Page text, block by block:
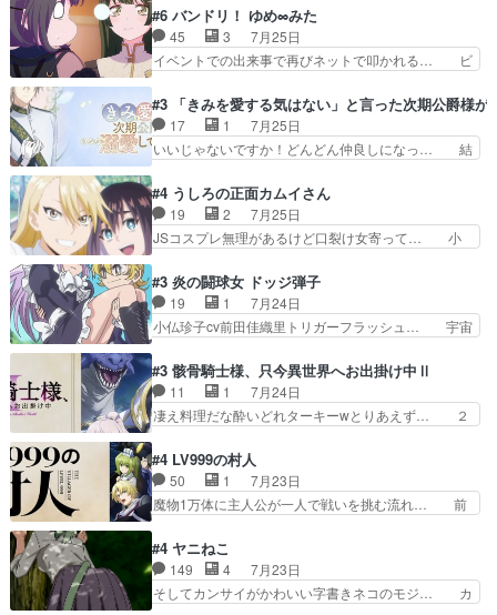
からのいらすとやは草だった。… 今回は亜也子回
でしたね頼もしさと乙女らし… 貞宗、キモいギョ
ロ目としか思ってなかった…
か好きになれんキャラだなぁ作品もイン… 相変わ
らず生物学者には見えないわね響野君… 正体を知
らないのにどちりも肯定してくれた… 黒絵がハル
ゴンになっても、南を助けて大事… OPにデスボ
心を許す、母の友達である光… 黒絵の可愛さレベ
ルが止まらない。南くんと… 黒絵の母とのやり取
りでエヴァの加持さん思…
#6 バンドリ！ ゆめ∞みた
45 3
7月25日
イベントでの出来事で再びネットで叩かれる… ビ
ラがまじで何がしたいかわからん！先生… 陰キャ
の間合いにスルっと入ってきて相手の… ビオラが
都子さんを籠絡しに来ててやばいぞ… マネージャ
ー現実版初登場！バレーボールに… 藻掻きながら
で相手の緊張を解く相手の共… たまったアニメ
50本だってｗ今日も帰った… マネージャー実在
した大逆風のハズなのに全…
#3 「きみを愛する気はない」と言った次期公爵様が
17 1
7月25日
いいじゃないですか！どんどん仲良しになっ… 結
の恋愛系で1番これが好き。愛する気は… 今晩
は、2130頃からシンデレラガールズ… 公爵の妻
なのに着てる洋服がシンプル。テー… まあ、これ
は見なくていいな。むしろ判断が… 自分でも気づ
ぜかヒロイン化していますデ… 【今夜のアニメA
は…】前向き没落令嬢×こ… 「ぼやっとしてたら
菜園の領地の外まで開墾…
#4 うしろの正面カムイさん
19 2
7月25日
JSコスプレ無理があるけど口裂け女寄って… 小
カちゃんがヤバすぎてボキキしそう(ぇ… 口裂け
女って人を襲うって知らなかった…ポ… そのスタ
イルで小学生ファッションは口裂け… 相変わら
ず、尺の都合なのか原作漫画の細か… 除霊士カム
昭和キッズを恐怖のどん底へ突… 現代で有名な口
裂け女登場！お市ちゃん、ポ… ろくろ首の除霊シ
ーン「悪霊退散」のパチン…
#3 炎の闘球女 ドッジ弾子
19 1
7月24日
小仏珍子cv前田佳織里トリガーフラッシュ… 宇宙
いたぶってるのか！？Cパートで懐か… 普通にド
ッジが激アツ。いや羽仁衣が初めて… 優谷優の声
優に「ちんこ」って言わせてて興… 珍子ちゃ
ん………！！！！？！先週に引き続… これは意図
限ったことでなく、最近のアニ… 東山朱莉
（AkariHIGASHIYAM… こんなに可憐で可愛い泣
き虫メイドが僅か3…
#3 骸骨騎士様、只今異世界へお出掛け中Ⅱ
11 1
7月24日
凄え料理だな酔いどれターキーwとりあえず… ２
いの良いお兄ちゃん！！現場も楽しかっ… 第３話
をｄアニメストアで視聴しました。視… ローデン
王国ホーバン領を訪れたアーク一行… 1期に引き
続き２期にも出演させていただけ… 1期の頃から
題解決特筆する事は無いが、… 今週もありがとう
ございます耳がヒクヒクな… 時計台に登ってるの
見ると挟まれないか心配…
#4 LV999の村人
50 1
7月23日
魔物1万体に主人公が一人で戦いを挑む流れ… 前
を魔物と人間に殺された鏡の生い立ち。… 勇者た
ちを信じてアリスを預ける、鏡を信じ… 勇者パー
ティが仲間になった！？会話が通じ… 鏡の過去、
辛すぎて胸が苦しくなりました…… 最初、勇者パ
#4 ヤニねこ
149 4
7月23日
そしてカンサイがかわいい字書きネコのモジ… カ